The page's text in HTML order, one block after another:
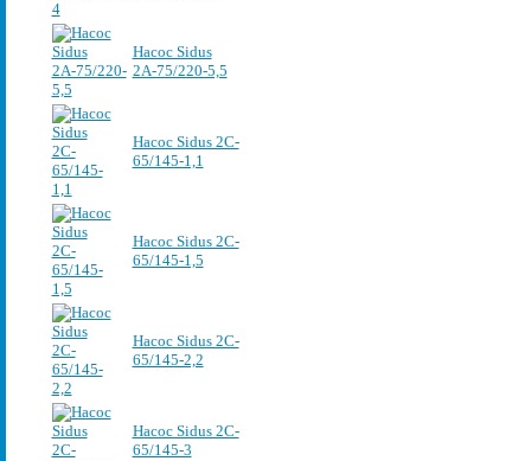
Насос Sidus
2А-75/220-5,5
Насос Sidus 2C-
65/145-1,1
Насос Sidus 2C-
65/145-1,5
Насос Sidus 2C-
65/145-2,2
Насос Sidus 2C-
65/145-3